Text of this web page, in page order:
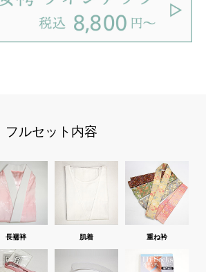
フルセット内容
長襦袢 肌着 重ね衿